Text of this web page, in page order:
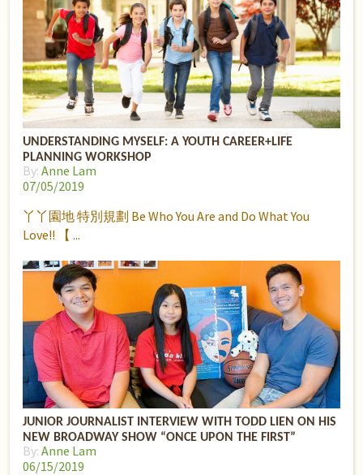
UNDERSTANDING MYSELF: A YOUTH CAREER+LIFE
PLANNING WORKSHOP
By: Anne Lam
07/05/2019
丫丫園地 特別規劃 Be Who You Are and Do What You
Love!! 【
JUNIOR JOURNALIST INTERVIEW WITH TODD LIEN ON HIS
NEW BROADWAY SHOW “ONCE UPON THE FIRST”
By: Anne Lam
06/15/2019